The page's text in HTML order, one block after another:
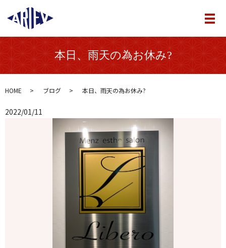
メ
本日、雨天の為お休み?
HOME ブログ 本日、雨天の為お休み?
2022/01/11